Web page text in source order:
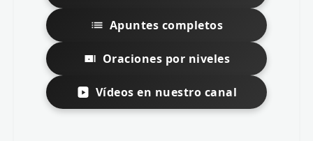
Apuntes completos
Oraciones por niveles
Vídeos en nuestro canal